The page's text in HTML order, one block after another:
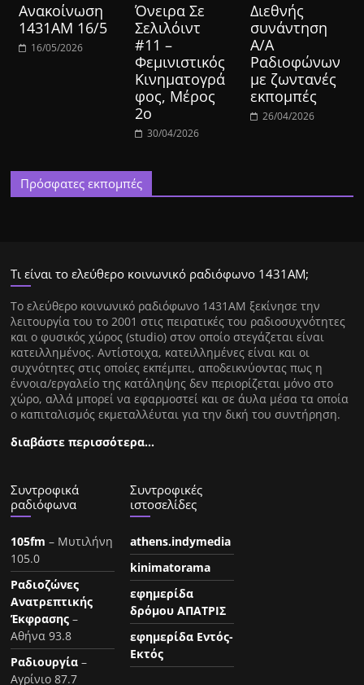
Ανακοίνωση
1431ΑΜ 16/5
16/05/2026
Όνειρα Σε
Σελιλόιντ
#11 –
Φεμινιστικός
Κινηματογρά
φος, Μέρος
2ο
30/04/2026
Διεθνής
συνάντηση
Α/Α
Ραδιοφώνων
με ζωντανές
εκπομπές
26/04/2026
Πρόσφατες εκπομπές
Τι είναι το ελεύθερο κοινωνικό ραδιόφωνο 1431ΑΜ;
Tο ελεύθερο κοινωνικό ραδιόφωνο 1431AM ξεκίνησε την
λειτουργία του το 2001 στις πειρατικές του ραδιοσυχνότητες
και ο φυσικός χώρος (studio) στον οποίο στεγάζεται είναι
κατειλλημένος. Αντίστοιχα, κατειλλημένες είναι και οι
συχνότητες στις οποίες εκπέμπει, αποδεικνύοντας πως η
έννοια/εργαλείο της κατάληψης δεν περιορίζεται μόνο στο
χώρο, αλλά μπορεί να εφαρμοστεί και σε άυλα μέσα τα οποία
ο καπιταλισμός εκμεταλλέυται για την δική του συντήρηση.
διαβάστε περισσότερα…
Συντροφικά
ραδιόφωνα
105fm – Μυτιλήνη
105.0
Ραδιοζώνες
Ανατρεπτικής
Έκφρασης –
Αθήνα 93.8
Ραδιουργία –
Αγρίνιο 87.7
Συντροφικές
ιστοσελίδες
athens.indymedia
kinimatorama
εφημερίδα
δρόμου ΑΠΑΤΡΙΣ
εφημερίδα Εντός-
Εκτός